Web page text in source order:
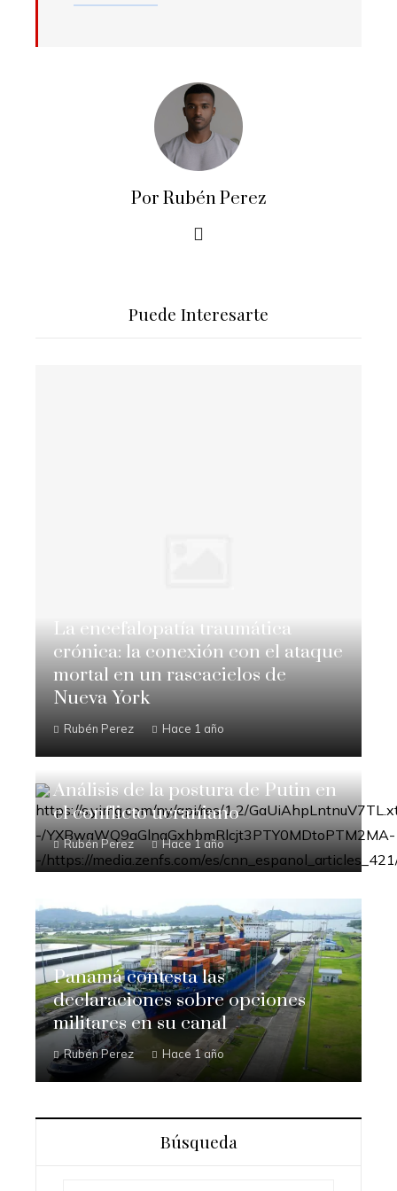
Por Rubén Perez
Puede Interesarte
La encefalopatía traumática
crónica: la conexión con el ataque
mortal en un rascacielos de
Nueva York
Rubén Perez Hace 1 año
Análisis de la postura de Putin en
el conflicto ucraniano
Rubén Perez Hace 1 año
Panamá contesta las
declaraciones sobre opciones
militares en su canal
Rubén Perez Hace 1 año
Búsqueda